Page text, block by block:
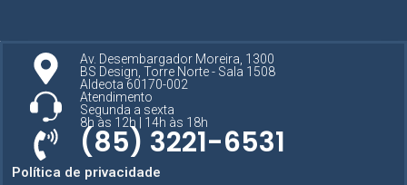
Av. Desembargador Moreira, 1300
BS Design, Torre Norte - Sala 1508
Aldeota 60170-002
Atendimento
Segunda a sexta
8h às 12h | 14h às 18h
(85) 3221-6531
Política de privacidade